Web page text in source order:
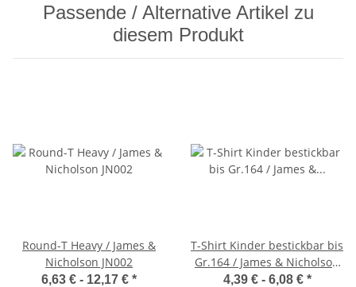
Passende / Alternative Artikel zu
diesem Produkt
Round-T Heavy / James &
Nicholson JN002
6,63 € - 12,17 € *
T-Shirt Kinder bestickbar bis
Gr.164 / James & Nicholson
JN019
4,39 € - 6,08 € *